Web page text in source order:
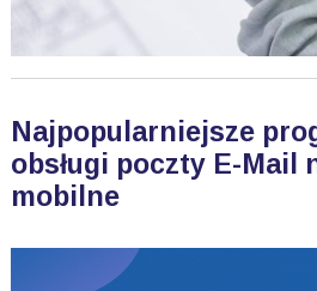
Najpopularniejsze
obsługi poczty E-Mail
mobilne